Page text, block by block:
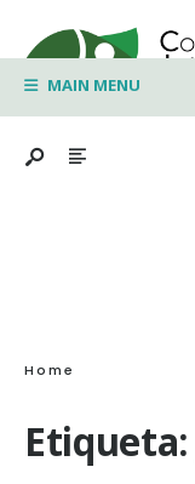
to
contentMAIN MENU
Home
Etiqueta:
for: